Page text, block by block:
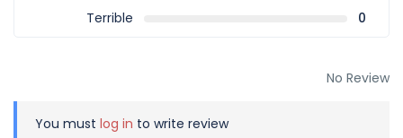
Terrible
0
No Review
You must log in to write review